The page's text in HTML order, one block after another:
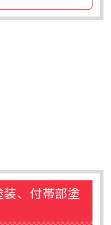
、付帯部塗